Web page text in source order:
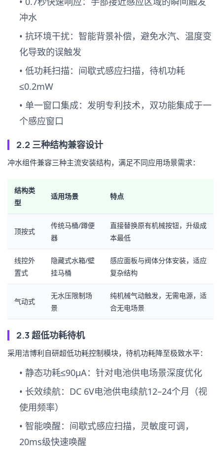
冲水
• 抗环境干扰：智能背景补偿，避免水汽、温度变
化导致的误触发
• 低功耗扫描：间歇式感应扫描，待机功耗
≤0.2mW
• 单一窗口集成：发明专利技术，双功能集成于一
个感应窗口
2.2 三种结构兼容设计
冲水组件兼容三种主流安装结构，满足不同应用场景需求：
结构类
型
适用场景 特点
顶按式
传统马桶/蹲便
器
直接替换原有机械按钮，升级成
本最低
线控外
置式
隐藏式水箱/壁
挂马桶
感应面板与阀体分体安装，适应
复杂结构
气动式
无水压限制场
景
纯机械气动触发，无需电源，适
合无电场景
2.3 超低功耗待机
采用洁博利自研超低功耗控制模块，待机功耗降至极致水平：
• 静态功耗≤90μA：针对电池供电场景深度优化
• 长效续航：DC 6V电池供电续航12–24个月（视
使用频率）
• 智能唤醒：间歇式感应扫描，灵敏度可调，
20ms级快速唤醒